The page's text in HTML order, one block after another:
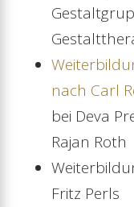
nach Carl
bei Deva
Rajan Roth
Fritz Perls